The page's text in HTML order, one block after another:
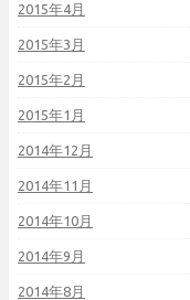
2015年4月
2015年3月
2015年2月
2015年1月
2014年12月
2014年11月
2014年10月
2014年9月
2014年8月